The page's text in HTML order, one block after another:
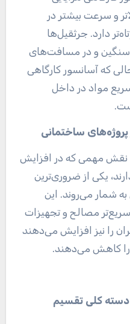
و سرعت بیشتر در
دارد. جرثقیل‌ها
سنگین و در مسافت‌های
که آسانسور کارگاهی
مواد در داخل
.
ساختمانی
نقش مهمی که در افزایش
یکی از ضروری‌ترین
به شمار می‌روند. این
سریع‌تر مصالح و تجهیزات
را نیز افزایش می‌دهند
را کاهش می‌دهند.
دسته کلی تقسیم